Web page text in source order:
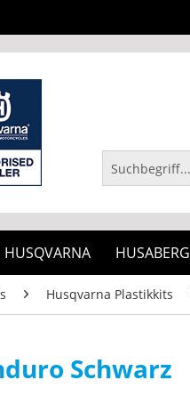
HUSQVARNA HUSABERG
Husqvarna Plastikkits
Schwarz